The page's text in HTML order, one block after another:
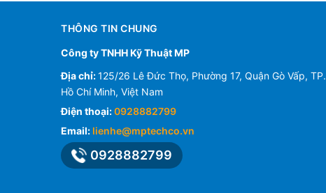
THÔNG TIN CHUNG
Công ty TNHH Kỹ Thuật MP
Địa chỉ:125/26 Lê Đức Thọ, Phường 17, Quận Gò Vấp, TP.
Hồ Chí Minh, Việt Nam
Điện thoại:0928882799
Email: lienhe@mptechco.vn
0928882799